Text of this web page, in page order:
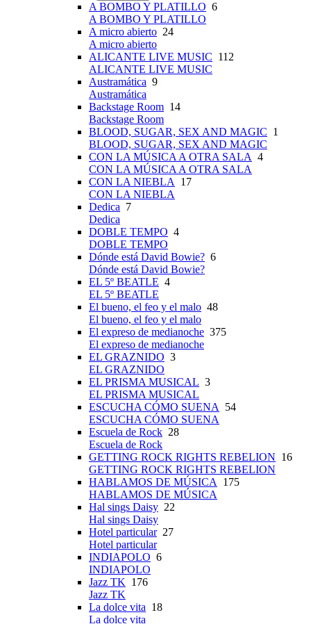
A BOMBO Y PLATILLO 6
A BOMBO Y PLATILLO
A micro abierto 24
A micro abierto
ALICANTE LIVE MUSIC 112
ALICANTE LIVE MUSIC
Austramática 9
Austramática
Backstage Room 14
Backstage Room
BLOOD, SUGAR, SEX AND MAGIC 1
BLOOD, SUGAR, SEX AND MAGIC
CON LA MÚSICA A OTRA SALA 4
CON LA MÚSICA A OTRA SALA
CON LA NIEBLA
17
CON LA NIEBLA
Dedica 7
Dedica
DOBLE TEMPO 4
DOBLE TEMPO
Dónde está David Bowie? 6
Dónde está David Bowie?
EL 5º BEATLE 4
EL 5º BEATLE
El bueno, el feo y el malo 48
El bueno, el feo y el malo
El expreso de medianoche 375
El expreso de medianoche
EL GRAZNIDO 3
EL GRAZNIDO
EL PRISMA MUSICAL 3
EL PRISMA MUSICAL
ESCUCHA CÓMO SUENA
54
ESCUCHA CÓMO SUENA
Escuela de Rock 28
Escuela de Rock
GETTING ROCK RIGHTS REBELION 16
GETTING ROCK RIGHTS REBELION
HABLAMOS DE MÚSICA
175
HABLAMOS DE MÚSICA
Hal sings Daisy 22
Hal sings Daisy
Hotel particular27
Hotel particular
INDIAPOLO 6
INDIAPOLO
Jazz TK 176
Jazz TK
La dolce vita 18
La dolce vita